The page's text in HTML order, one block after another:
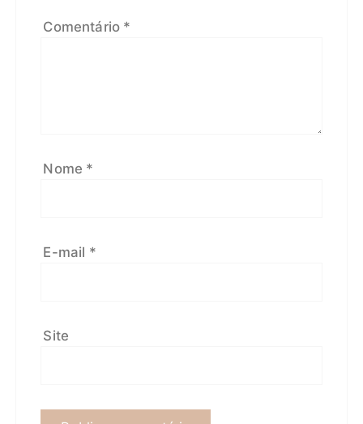
Comentário *
Nome *
E-mail *
Site